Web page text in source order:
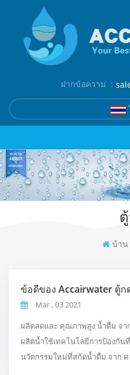
ฝากข้อความ ：
บ้าน
ข้อดีของ Accairwater ตู้ก
Mar , 03 2021
ผลิตสดและ คุณภาพสูง น้ำดื่ม จา
ผลิตน้ำใช้เทคโนโลยีการป้องกัน
นวัตกรรมใหม่ที่สกัดน้ำดื่ม จาก